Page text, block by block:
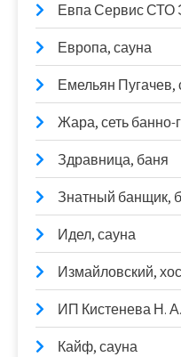
Евпа Сервис СТО
Европа, сауна
Емельян Пугачев,
Жара, сеть банно-
Здравница, баня
Знатный банщик,
Идел, сауна
Измайловский,
ИП Кистенева Н. А.
Кайф, сауна